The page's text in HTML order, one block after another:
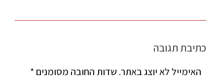
כתיבת תגובה
האימייל לא יוצג באתר. שדות החובה מסומנים *